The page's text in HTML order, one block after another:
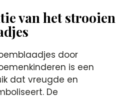
van het strooien
door
is een
dat vreugde en
De